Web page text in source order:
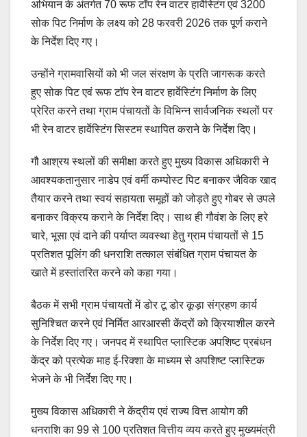
अभियान के अंतर्गत 70 रूफ टॉप रेन वाटर हार्वेस्टिंग एवं 3200
सोक पिट निर्माण के लक्ष्य को 28 फरवरी 2026 तक पूर्ण कराने
के निर्देश दिए गए।
उन्होंने ग्रामवासियों को भी जल संरक्षण के प्रति जागरूक करते
हुए सोक पिट एवं रूफ टॉप रेन वाटर हार्वेस्टिंग निर्माण के लिए
प्रेरित करने तथा ग्राम पंचायतों के विभिन्न सार्वजनिक स्थलों पर
भी रेन वाटर हार्वेस्टिंग सिस्टम स्थापित कराने के निर्देश दिए।
गौ आश्रय स्थलों की समीक्षा करते हुए मुख्य विकास अधिकारी ने
आवश्यकतानुसार नाडेप एवं वर्मी कम्पोस्ट पिट बनाकर जैविक खाद
तैयार करने तथा स्वयं सहायता समूहों को जोड़ते हुए गोबर से उपले
बनाकर विक्रय कराने के निर्देश दिए। साथ ही गौवंश के लिए हरे
चारे, भूसा एवं दाने की पर्याप्त व्यवस्था हेतु ग्राम पंचायतों से 15
प्रतिशत पूलिंग की धनराशि तत्काल संबंधित ग्राम पंचायत के
खाते में हस्तांतरित करने को कहा गया।
बैठक में सभी ग्राम पंचायतों में डोर टू डोर कूड़ा संग्रहण कार्य
सुनिश्चित करने एवं निर्मित आरआरसी केंद्रों को क्रियाशील करने
के निर्देश दिए गए। जनपद में स्थापित प्लास्टिक अपशिष्ट प्रबंधन
केंद्र को प्रत्येक माह ई-रिक्शा के माध्यम से अपशिष्ट प्लास्टिक
भेजने के भी निर्देश दिए गए।
मुख्य विकास अधिकारी ने केंद्रीय एवं राज्य वित्त आयोग की
धनराशि का 99 से 100 प्रतिशत वित्तीय व्यय करते हुए मुख्यमंत्री